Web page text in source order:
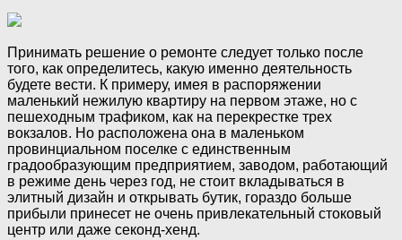
Принимать решение о ремонте следует только после
того, как определитесь, какую именно деятельность
будете вести. К примеру, имея в распоряжении
маленький нежилую квартиру на первом этаже, но с
пешеходным трафиком, как на перекрестке трех
вокзалов. Но расположена она в маленьком
провинциальном поселке с единственным
градообразующим предприятием, заводом, работающий
в режиме день через год, не стоит вкладываться в
элитный дизайн и открывать бутик, гораздо больше
прибыли принесет не очень привлекательный стоковый
центр или даже секонд-хенд.